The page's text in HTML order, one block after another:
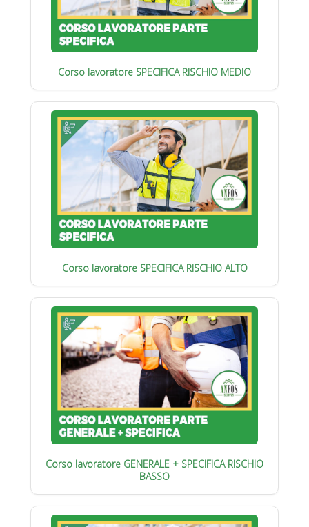
Corso lavoratore SPECIFICA RISCHIO MEDIO
Corso lavoratore SPECIFICA RISCHIO ALTO
Corso lavoratore GENERALE + SPECIFICA RISCHIO
BASSO